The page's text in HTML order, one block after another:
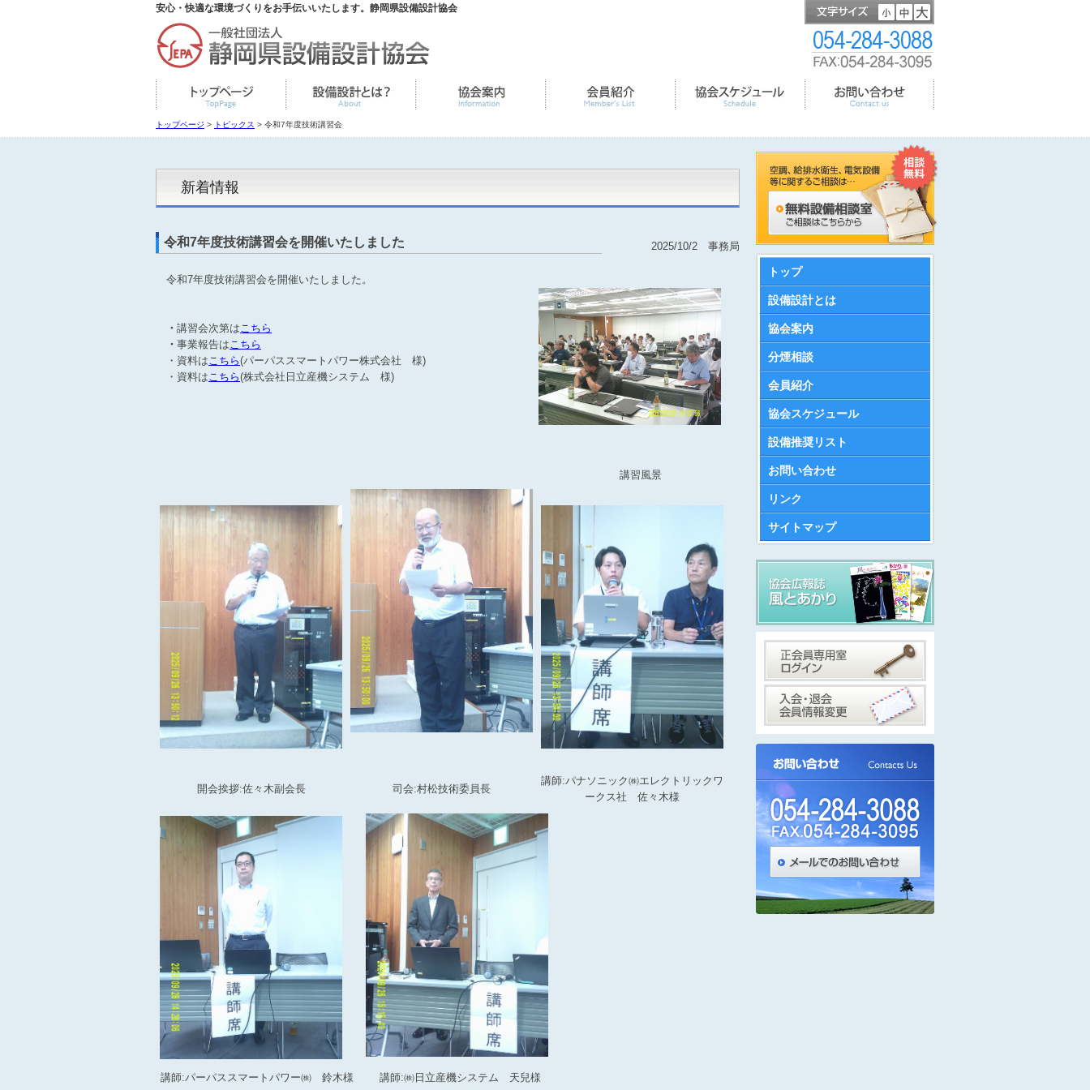
安心・快適な環境づくりをお手伝いいたします。静岡県設備設計協会
トップページ > トピックス > 令和7年度技術講習会
新着情報
令和7年度技術講習会を開催いたしました 2025/10/2 事務局
令和7年度技術講習会を開催いたしました。
・ 講習会次第はこちら
・ 事業報告はこちら
・資料はこちら(パーパススマートパワー株式会社 様)
・資料はこちら(株式会社日立産機システム 様)
講習風景
開会挨拶:佐々木副会長 司会:村松技術委員長
講師:パナソニック㈱エレクトリックワ
ークス社 佐々木様
講師:パーパススマートパワー㈱ 鈴木様 講師:㈱日立産機システム 天兒様
トップ
設備設計とは
協会案内
分煙相談
会員紹介
協会スケジュール
設備推奨リスト
お問い合わせ
リンク
サイトマップ